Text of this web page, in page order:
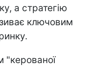
а стратегію
ключовим
"керованої